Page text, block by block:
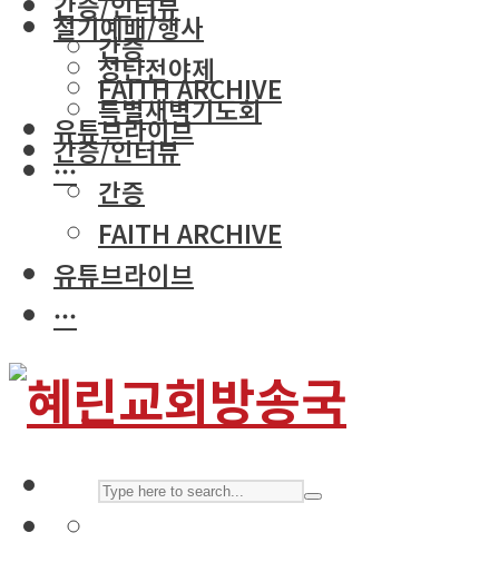
간증
FAITH ARCHIVE
유튜브라이브
···
절기예배/행사
성탄전야제
특별새벽기도회
간증/인터뷰
간증
FAITH ARCHIVE
유튜브라이브
···